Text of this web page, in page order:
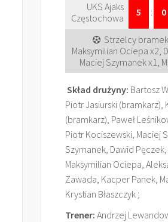
UKS Ajaks
Częstochowa
5 : 0
Strzelcy
Maksymilian Ociepa x2,
Maciej Szymanek x1,
Skład drużyny: Bartosz
Piotr Jasiurski
(bramkarz), Paweł
Piotr Kociszewski, Maciej
Szymanek, Dawid
Maksymilian Ociepa,
Zawada, Kacper Panek,
Krystian Błaszczyk ;
Trener: Andrzej